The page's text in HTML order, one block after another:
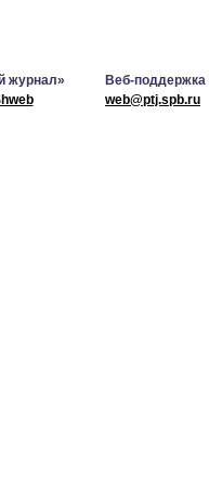
журнал»
Веб-поддержка
web@ptj.spb.ru